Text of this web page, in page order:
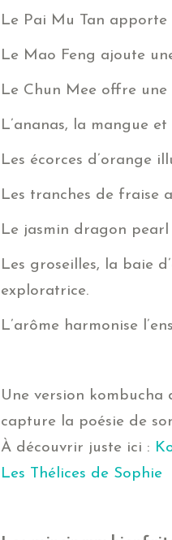
Le Pai Mu Tan apporte
Le Mao Feng ajoute
Le Chun Mee offre une
L’ananas, la mangue
Les écorces d’orange
Les tranches de fraise
Le jasmin dragon
Les groseilles, la baie
exploratrice.
L’arôme harmonise
Une version kombucha
capture la poésie de
À découvrir juste ici :
Les Thélices de Sophie